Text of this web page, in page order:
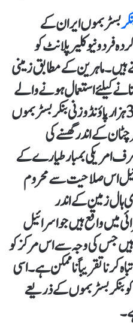
بسٹر بموں ایران کے
فردو نیوکلیر پلانٹ کو
ہیں۔ ماہرین کے مطابق زمینی
کیلئے استعمال ہونے والے
بمبار طیارے 13.6 ٹن یعنی30 ہزارپاؤنڈوزنی بنکر بسٹر بموں
ہیں، جو 60 میٹر چٹان کے اندر گھسنے کی
امریکی بمبار طیارے کے
اس صلاحیت سے محروم
زمین کے اندر
295 فٹ گہرائی میں واقع ہیں جو اسرائیل
جس کی وجہ سے اس مرکز کو
کرنا تقریباً ناممکن ہے ۔ اسی
بنکر بسٹر بموں کے ذریعے
۔